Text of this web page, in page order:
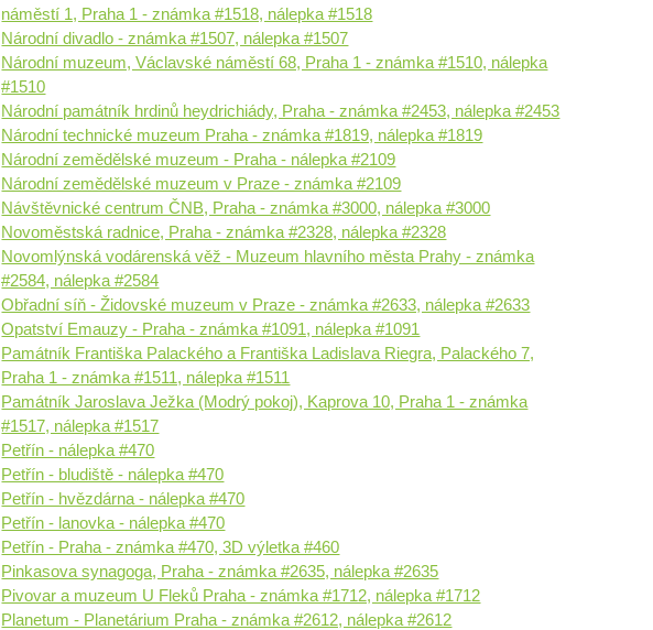
náměstí 1, Praha 1 - známka #1518, nálepka #1518
Národní divadlo - známka #1507, nálepka #1507
Národní muzeum, Václavské náměstí 68, Praha 1 - známka #1510, nálepka
#1510
Národní památník hrdinů heydrichiády, Praha - známka #2453, nálepka #2453
Národní technické muzeum Praha - známka #1819, nálepka #1819
Národní zemědělské muzeum - Praha - nálepka #2109
Národní zemědělské muzeum v Praze - známka #2109
Návštěvnické centrum ČNB, Praha - známka #3000, nálepka #3000
Novoměstská radnice, Praha - známka #2328, nálepka #2328
Novomlýnská vodárenská věž - Muzeum hlavního města Prahy - známka
#2584, nálepka #2584
Obřadní síň - Židovské muzeum v Praze - známka #2633, nálepka #2633
Opatství Emauzy - Praha - známka #1091, nálepka #1091
Památník Františka Palackého a Františka Ladislava Riegra, Palackého 7,
Praha 1 - známka #1511, nálepka #1511
Památník Jaroslava Ježka (Modrý pokoj), Kaprova 10, Praha 1 - známka
#1517, nálepka #1517
Petřín - nálepka #470
Petřín - bludiště - nálepka #470
Petřín - hvězdárna - nálepka #470
Petřín - lanovka - nálepka #470
Petřín - Praha - známka #470, 3D výletka #460
Pinkasova synagoga, Praha - známka #2635, nálepka #2635
Pivovar a muzeum U Fleků Praha - známka #1712, nálepka #1712
Planetum - Planetárium Praha - známka #2612, nálepka #2612